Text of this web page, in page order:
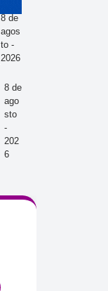
8 de
agos
to -
2026
8 de
ago
sto
-
202
6